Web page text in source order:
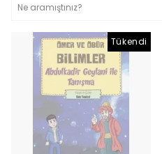
Tükendi